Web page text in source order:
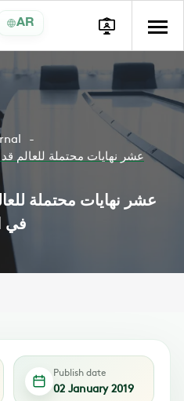
AR
عشر نهايات محتملة للعالم
عشر نهايات محتملة
في
Publish date
02 January 2019